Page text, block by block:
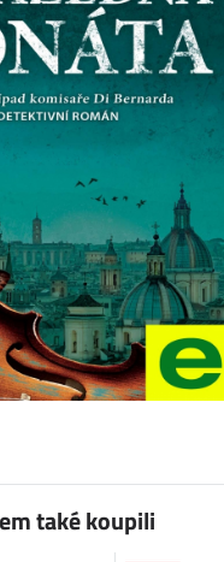
také koupili